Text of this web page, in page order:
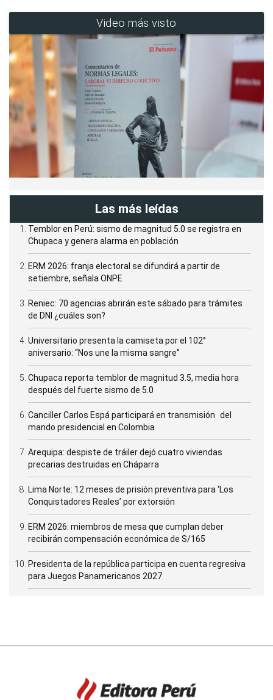
Video más visto
Las más leídas
Temblor en Perú: sismo de magnitud 5.0 se registra en
Chupaca y genera alarma en población
ERM 2026: franja electoral se difundirá a partir de
setiembre, señala ONPE
Reniec: 70 agencias abrirán este sábado para trámites
de DNI ¿cuáles son?
Universitario presenta la camiseta por el 102°
aniversario: “Nos une la misma sangre”
Chupaca reporta temblor de magnitud 3.5, media hora
después del fuerte sismo de 5.0
Canciller Carlos Espá participará en transmisión del
mando presidencial en Colombia
Arequipa: despiste de tráiler dejó cuatro viviendas
precarias destruidas en Cháparra
Lima Norte: 12 meses de prisión preventiva para ‘Los
Conquistadores Reales’ por extorsión
ERM 2026: miembros de mesa que cumplan deber
recibirán compensación económica de S/165
Presidenta de la república participa en cuenta regresiva
para Juegos Panamericanos 2027